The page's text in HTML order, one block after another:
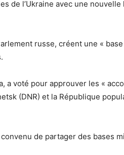
de l’Ukraine avec une
russe, créent une «
a voté pour approuver les «
(DNR) et la République
de partager des bases